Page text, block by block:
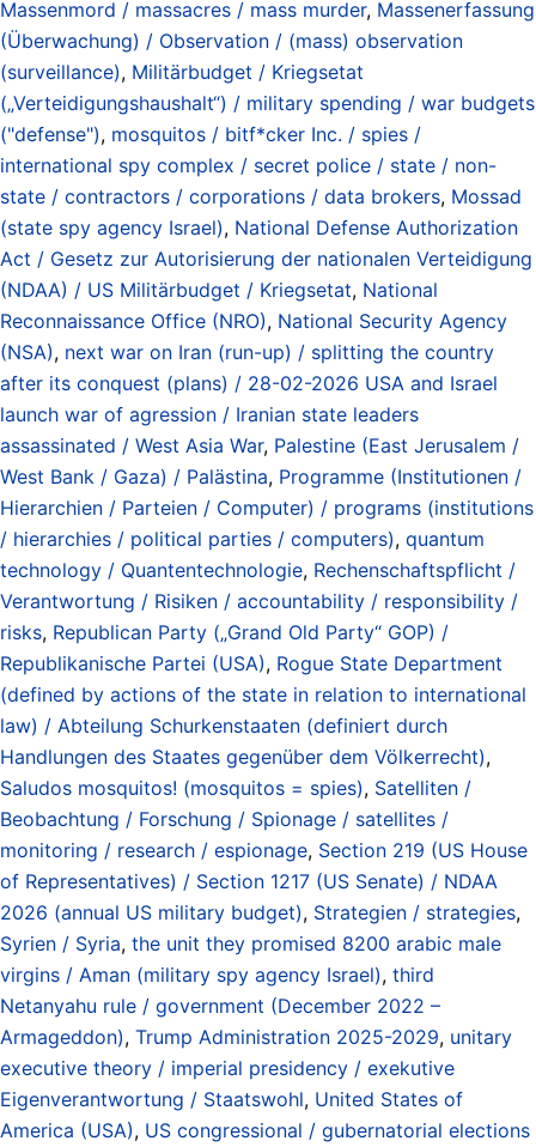
Massenmord / massacres / mass murder, Massenerfassung
(Überwachung) / Observation / (mass) observation
(surveillance), Militärbudget / Kriegsetat
(„Verteidigungshaushalt“) / military spending / war budgets
("defense"), mosquitos / bitf*cker Inc. / spies /
international spy complex / secret police / state / non-
state / contractors / corporations / data brokers, Mossad
(state spy agency Israel), National Defense Authorization
Act / Gesetz zur Autorisierung der nationalen Verteidigung
(NDAA) / US Militärbudget / Kriegsetat, National
Reconnaissance Office (NRO), National Security Agency
(NSA), next war on Iran (run-up) / splitting the country
after its conquest (plans) / 28-02-2026 USA and Israel
launch war of agression / Iranian state leaders
assassinated / West Asia War, Palestine (East Jerusalem /
West Bank / Gaza) / Palästina, Programme (Institutionen /
Hierarchien / Parteien / Computer) / programs (institutions
/ hierarchies / political parties / computers), quantum
technology / Quantentechnologie, Rechenschaftspflicht /
Verantwortung / Risiken / accountability / responsibility /
risks, Republican Party („Grand Old Party“ GOP) /
Republikanische Partei (USA), Rogue State Department
(defined by actions of the state in relation to international
law) / Abteilung Schurkenstaaten (definiert durch
Handlungen des Staates gegenüber dem Völkerrecht),
Saludos mosquitos! (mosquitos = spies), Satelliten /
Beobachtung / Forschung / Spionage / satellites /
monitoring / research / espionage, Section 219 (US House
of Representatives) / Section 1217 (US Senate) / NDAA
2026 (annual US military budget), Strategien / strategies,
Syrien / Syria, the unit they promised 8200 arabic male
virgins / Aman (military spy agency Israel), third
Netanyahu rule / government (December 2022 –
Armageddon), Trump Administration 2025-2029, unitary
executive theory / imperial presidency / exekutive
Eigenverantwortung / Staatswohl, United States of
America (USA), US congressional / gubernatorial elections